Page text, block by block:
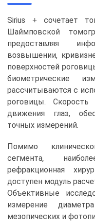
Sirius + сочетает
Шаймповской
предоставляя
возвышении,
поверхностей
биометрические
рассчитываются с
роговицы.
движения глаз,
точных измерений.
Помимо
сегмента,
рефракционная
доступен модуль
Объективные
измерение
мезопических и